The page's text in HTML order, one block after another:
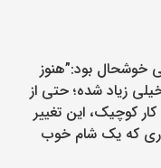
بود:”هنوز
زیاد شده؛ حتی از
کوچیک، این تغییر
که یک شام خوب